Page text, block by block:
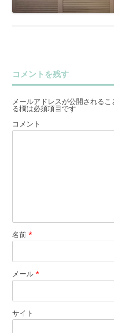
コメントを残す
メールアドレスが公開されるこ
る欄は必須項目です
コメント
名前 *
メール *
サイト